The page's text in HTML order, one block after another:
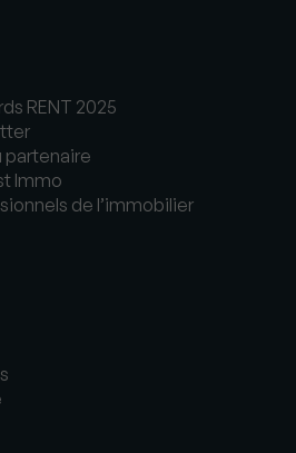
RENT 2025
partenaire
Immo
de l’immobilier